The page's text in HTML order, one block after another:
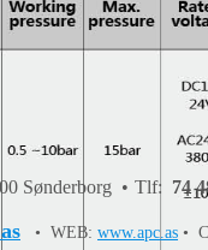
Sønderborg • Tlf: 74
• WEB: www.apc.as •